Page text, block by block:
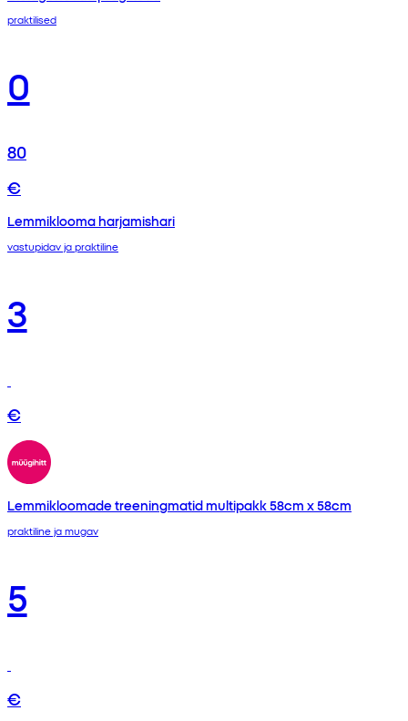
praktilised
0
80
€
Lemmiklooma harjamishari
vastupidav ja praktiline
3
€
Lemmikloomade treeningmatid multipakk 58cm x 58cm
praktiline ja mugav
5
€